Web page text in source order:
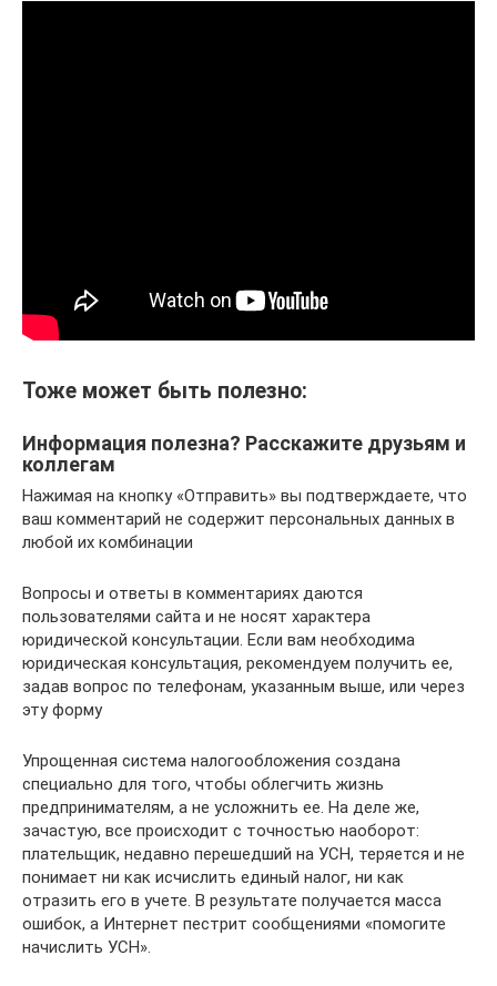
Тоже может быть полезно:
Информация полезна? Расскажите друзьям и
коллегам
Нажимая на кнопку «Отправить» вы подтверждаете, что
ваш комментарий не содержит персональных данных в
любой их комбинации
Вопросы и ответы в комментариях даются
пользователями сайта и не носят характера
юридической консультации. Если вам необходима
юридическая консультация, рекомендуем получить ее,
задав вопрос по телефонам, указанным выше, или через
эту форму
Упрощенная система налогообложения создана
специально для того, чтобы облегчить жизнь
предпринимателям, а не усложнить ее. На деле же,
зачастую, все происходит с точностью наоборот:
плательщик, недавно перешедший на УСН, теряется и не
понимает ни как исчислить единый налог, ни как
отразить его в учете. В результате получается масса
ошибок, а Интернет пестрит сообщениями «помогите
начислить УСН».